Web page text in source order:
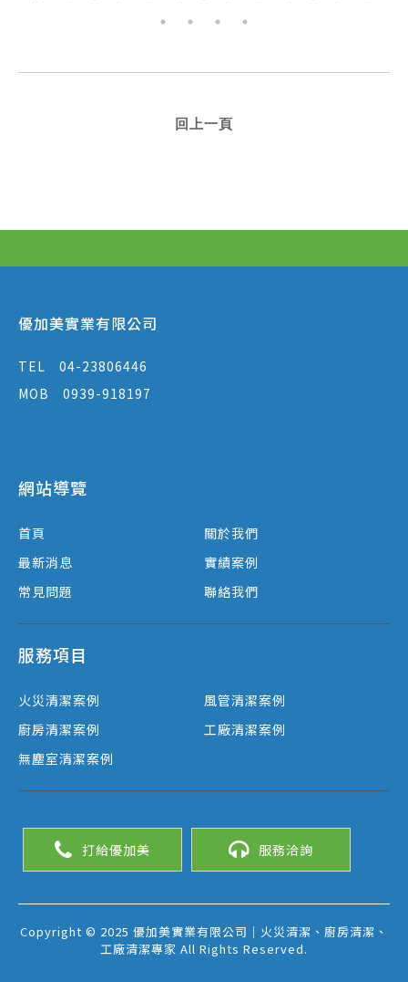
回上一頁
優加美實業有限公司
TEL
04-23806446
MOB
0939-918197
網站導覽
首頁
關於我們
最新消息
實績案例
常見問題
聯絡我們
服務項目
火災清潔案例
風管清潔案例
廚房清潔案例
工廠清潔案例
無塵室清潔案例
打給優加美 服務洽詢
Copyright © 2025 優加美實業有限公司｜火災清潔、廚房清潔、
工廠清潔專家 All Rights Reserved.